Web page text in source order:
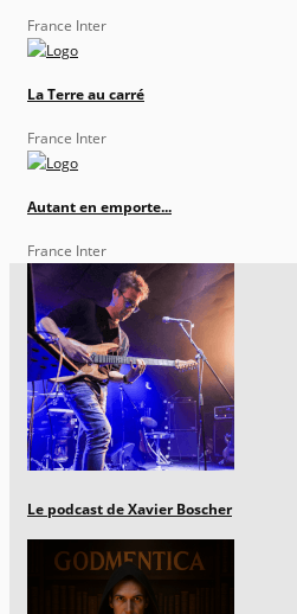
France Inter
La Terre au carré
France Inter
Autant en emporte...
France Inter
Le podcast de Xavier Boscher